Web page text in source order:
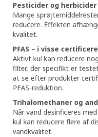
Pesticider og herbicider
Mange
reducere. Effekten
kvalitet.
PFAS – i visse
Aktivt kul kan reducere
filter, der specifikt er
at se efter produkter
PFAS-reduktion.
Trihalomethaner og
Når vand desinficeres
kul kan reducere flere af
vandkvalitet.